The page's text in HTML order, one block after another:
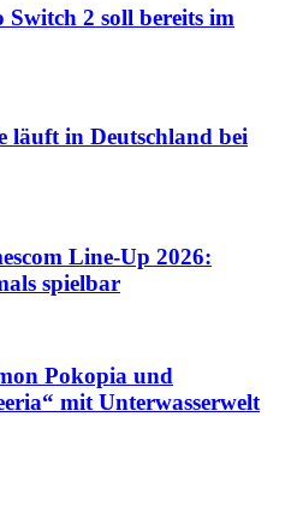
2 soll bereits im
läuft in Deutschland bei
Line-Up 2026:
spielbar
Pokopia und
mit Unterwasserwelt